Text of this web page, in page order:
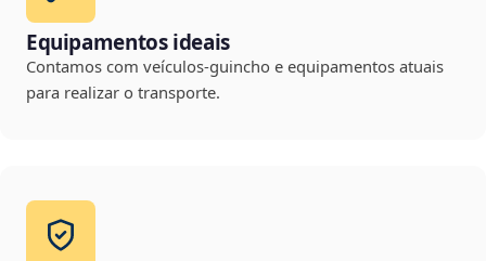
Equipamentos ideais
Contamos com veículos-guincho e equipamentos atuais
para realizar o transporte.